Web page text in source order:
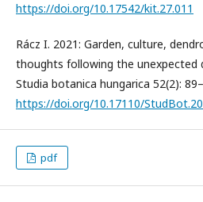
https://doi.org/10.17542/kit.27.011
Rácz I. 2021: Garden, culture,
thoughts following the unexpected
Studia botanica hungarica 52(2):
https://doi.org/10.17110/
pdf